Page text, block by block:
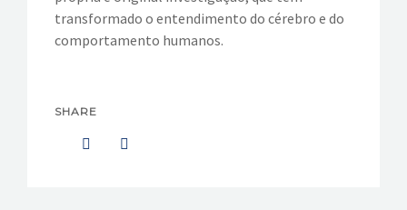
transformado o entendimento do cérebro e do
comportamento humanos.
SHARE